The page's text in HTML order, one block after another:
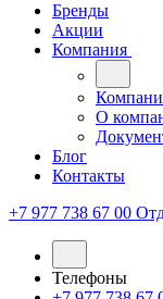
Бренды
Акции
Компания
О
Блог
Контакты
+7 977 738 67 00
Телефоны